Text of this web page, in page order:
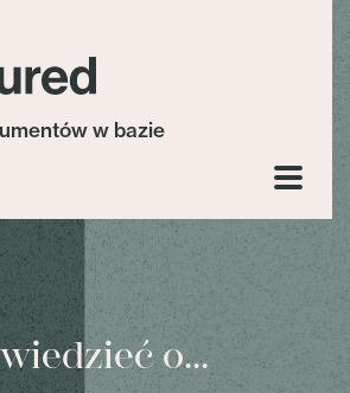
w bazie
o...